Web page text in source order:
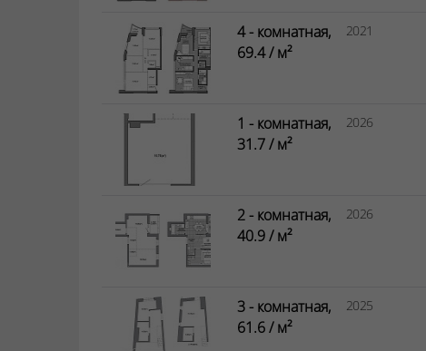
4 - комнатная,
69.4 / м²
2021
1 - комнатная,
31.7 / м²
2026
2 - комнатная,
40.9 / м²
2026
3 - комнатная,
61.6 / м²
2025